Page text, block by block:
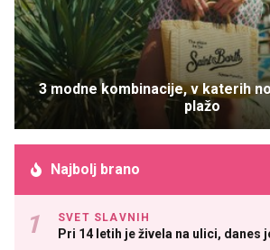
3 modne kombinacije, v katerih
plažo
Najbolj brano
SVET SLAVNIH
Pri 14 letih je živela na ulici, danes